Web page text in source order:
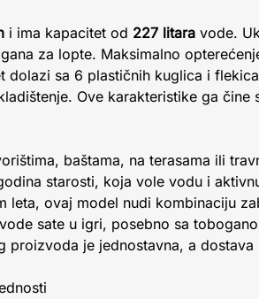
i ima kapacitet od 227 litara vode.
za lopte. Maksimalno
dolazi sa 6 plastičnih kuglica i
Ove karakteristike ga
baštama, na terasama ili
starosti, koja vole vodu i
leta, ovaj model nudi kombinaciju
sate u igri, posebno sa
proizvoda je jednostavna, a